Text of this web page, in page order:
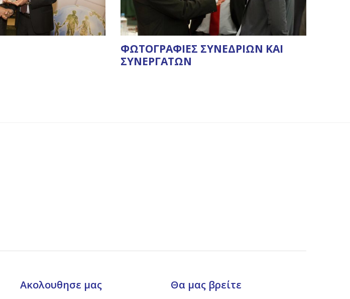
ΦΩΤΟΓΡΑΦΙΕΣ ΣΥΝΕΔΡΙΩΝ ΚΑΙ
ΣΥΝΕΡΓΑΤΩΝ
Ακολουθησε μας Θα μας βρείτε